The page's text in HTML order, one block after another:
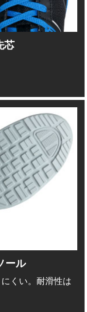
芯
ール
くい。耐滑性は